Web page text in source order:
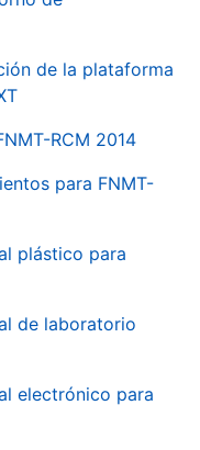
de la plataforma
RCM 2014
para FNMT-
plástico para
de laboratorio
electrónico para